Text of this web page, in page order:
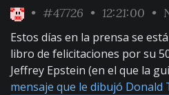
• #47726 • 12:21:00 •
Estos días en la prensa se
libro de felicitaciones por su
Jeffrey Epstein (en el que la
mensaje que le dibujó Donald